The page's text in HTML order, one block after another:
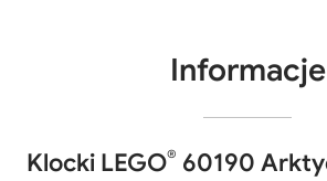
Informacje
Klocki LEGO® 60190